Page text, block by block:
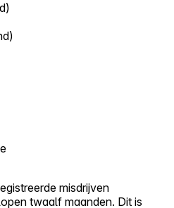
misdrijven
twaalf maanden. Dit is